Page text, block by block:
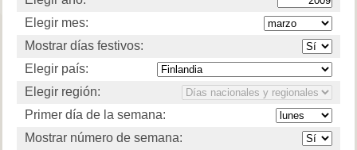
Elegir mes:
Mostrar días festivos:
Elegir país:
Elegir región:
Primer día de la semana:
Mostrar número de semana: